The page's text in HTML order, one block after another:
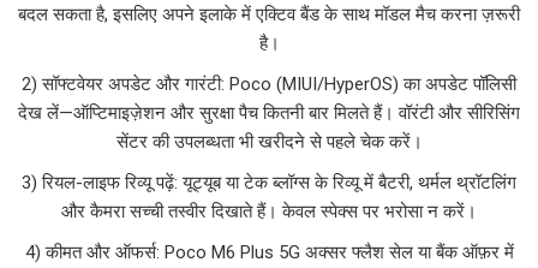
बदल सकता है, इसलिए अपने इलाके में एक्टिव बैंड के साथ मॉडल मैच करना ज़रूरी
है।
2) सॉफ्टवेयर अपडेट और गारंटी: Poco (MIUI/HyperOS) का अपडेट पॉलिसी
देख लें—ऑप्टिमाइज़ेशन और सुरक्षा पैच कितनी बार मिलते हैं। वॉरंटी और सीरिसिंग
सेंटर की उपलब्धता भी खरीदने से पहले चेक करें।
3) रियल-लाइफ रिव्यू पढ़ें: यूट्यूब या टेक ब्लॉग्स के रिव्यू में बैटरी, थर्मल थ्रॉटलिंग
और कैमरा सच्ची तस्वीर दिखाते हैं। केवल स्पेक्स पर भरोसा न करें।
4) कीमत और ऑफर्स: Poco M6 Plus 5G अक्सर फ्लैश सेल या बैंक ऑफ़र में